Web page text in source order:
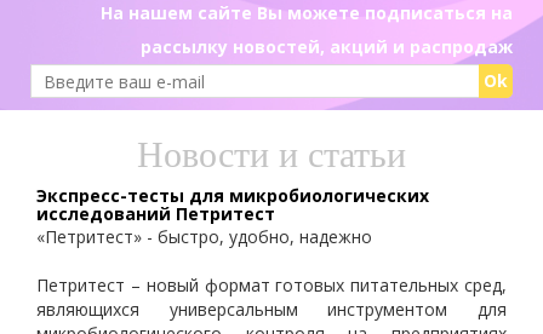
На нашем сайте Вы можете подписаться на
рассылку новостей, акций и распродаж
Ok
Новости и статьи
Экспресс-тесты для микробиологических
исследований Петритест
«Петритест» - быстро, удобно, надежно
Петритест – новый формат готовых питательных сред,
являющихся универсальным инструментом для